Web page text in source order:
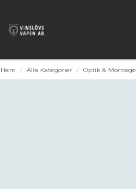
Hem Alla Kategorier Optik & Montage